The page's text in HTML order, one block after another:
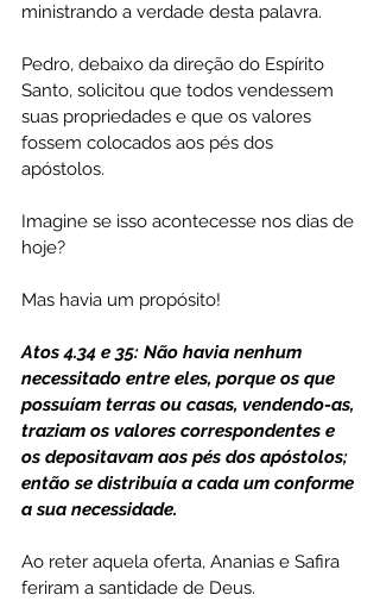
ministrando a verdade desta palavra.
Pedro, debaixo da direção do Espírito
Santo, solicitou que todos vendessem
suas propriedades e que os valores
fossem colocados aos pés dos
apóstolos.
Imagine se isso acontecesse nos dias de
hoje?
Mas havia um propósito!
Atos 4.34 e 35: Não havia nenhum
necessitado entre eles, porque os que
possuíam terras ou casas, vendendo-as,
traziam os valores correspondentes e
os depositavam aos pés dos apóstolos;
então se distribuía a cada um conforme
a sua necessidade.
Ao reter aquela oferta, Ananias e Safira
feriram a santidade de Deus.